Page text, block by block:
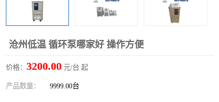
沧州低温 循环泵哪家好 操作方便
价格： 3200.00 元/台 起
产品数量： 9999.00台